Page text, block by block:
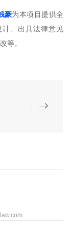
豪为本项目提供全
、出具法律意见
等。